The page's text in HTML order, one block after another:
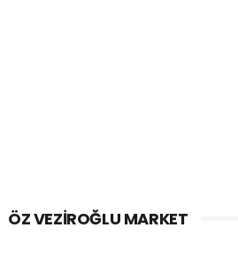
ÖZ VEZIROĞLU MARKET